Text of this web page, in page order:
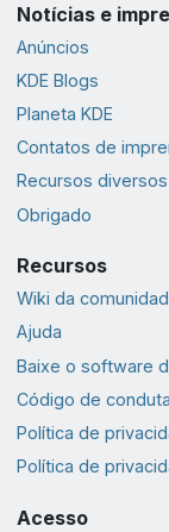
Notícias e
Anúncios
KDE Blogs
Planeta KDE
Contatos de
Recursos diversos
Obrigado
Recursos
Wiki da
Ajuda
Baixe o software
Código de conduta
Política de
Política de
Acesso